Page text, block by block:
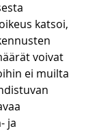
katsoi,
voivat
ei muilta
ja